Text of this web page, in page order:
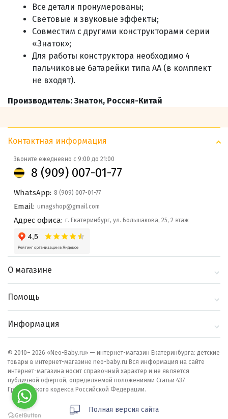
Все детали пронумерованы;
Световые и звуковые эффекты;
Совместим с другими конструкторами серии
«Знаток»;
Для работы конструктора необходимо 4
пальчиковые батарейки типа АА (в комплект
не входят).
Производитель: Знаток, Россия-Китай
Контактная информация
Звоните ежедневно с 9:00 до 21:00
8 (909) 007-01-77
WhatsApp: 8 (909) 007-01-77
Email: umagshop@gmail.com
Адрес офиса: г. Екатеринбург, ул. Большакова, 25, 2 этаж
О магазине
Блог
Помощь
Как сделать заказ
Информация
© 2010– 2026 «Neo-Baby.ru» — интернет-магазин Екатеринбурга: детские
товары в интернет-магазине neo-baby.ru Вся информация на сайте
интернет-магазина носит справочный характер и не является
публичной офертой, определяемой положениями Статьи 437
Гражданского кодекса Российской Федерации.
Полная версия сайта